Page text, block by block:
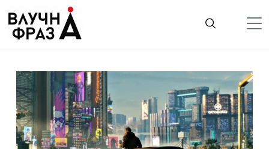
содержимому
Гроші
Життя
Лайфстайл